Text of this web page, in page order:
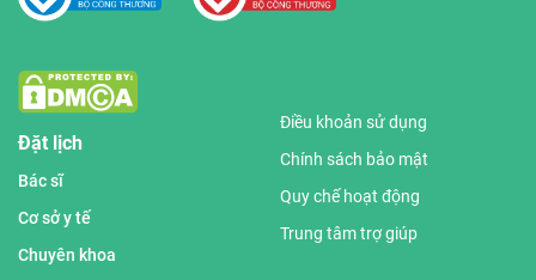
Đặt lịch
Bác sĩ
Cơ sở y tế
Chuyên khoa
Điều khoản sử dụng
Chính sách bảo mật
Quy chế hoạt động
Trung tâm trợ giúp